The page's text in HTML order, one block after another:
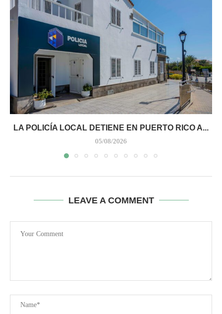
LA POLICÍA LOCAL DETIENE EN PUERTO RICO A...
05/08/2026
LEAVE A COMMENT